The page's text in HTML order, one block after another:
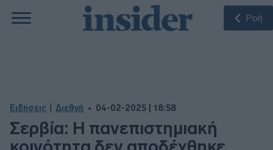
Ροή
Ειδήσεις Διεθνή 04-02-2025 | 18:58
Σερβία: Η πανεπιστημιακή